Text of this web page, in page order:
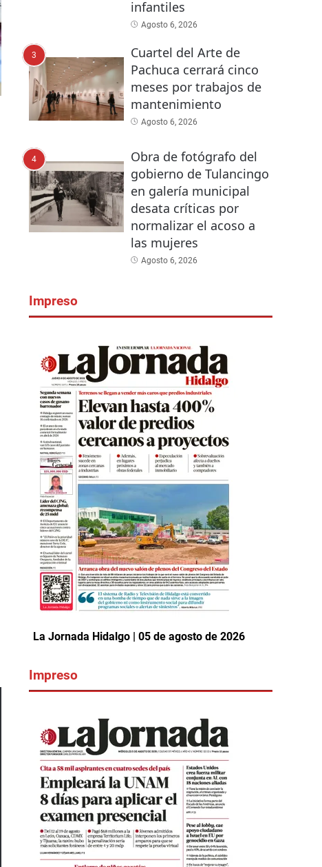
infantiles
Agosto 6, 2026
3
Cuartel del Arte de
Pachuca cerrará cinco
meses por trabajos de
mantenimiento
Agosto 6, 2026
4
Obra de fotógrafo del
gobierno de Tulancingo
en galería municipal
desata críticas por
normalizar el acoso a
las mujeres
Agosto 6, 2026
Impreso
La Jornada Hidalgo | 05 de agosto de 2026
Impreso